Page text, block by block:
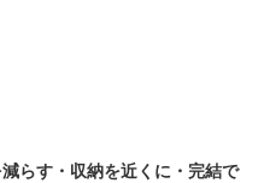
らす・収納を近くに・完結で